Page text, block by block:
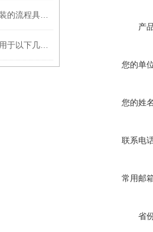
产
您的单
您的姓
联系电
常用邮
省